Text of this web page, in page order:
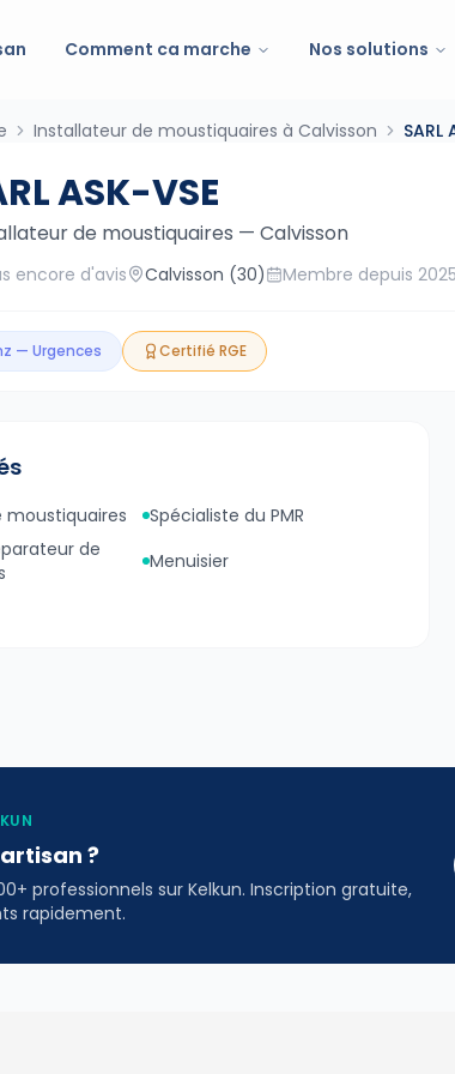
Comment ca marche Nos solutions
Installateur de moustiquaires à Calvisson SARL
ASK-VSE
de moustiquaires — Calvisson
encore d'avis Calvisson (30) Membre depuis 2025
— Urgences Certifié RGE
moustiquaires
Spécialiste du PMR
de
Menuisier
?
professionnels sur Kelkun. Inscription gratuite,
rapidement.